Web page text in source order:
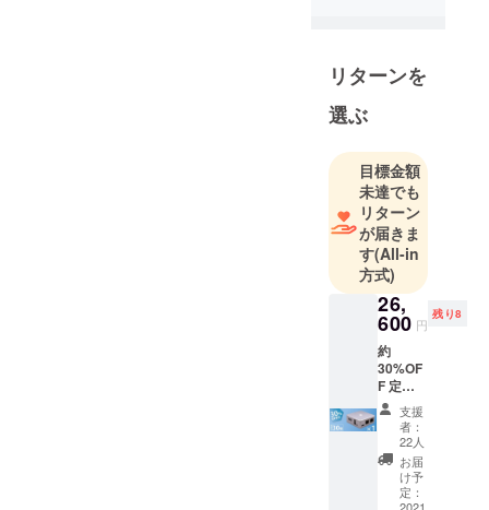
ITEM」では
タイで作ら
れた革製品
の販売を
行っていま
す。財布も
作っていま
リターンを
選ぶ
目標金額
未達でも
リターン
が届きま
す(All-in
方式)
26,
600 円
残り8
約
30%OF
F 定
価：
￥38,00
ト内容
本体 ×
１ 電源
支援
者：
22人
お届
け予
定：